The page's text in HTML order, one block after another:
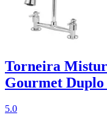
Torneira
Gourmet Duplo
5.0